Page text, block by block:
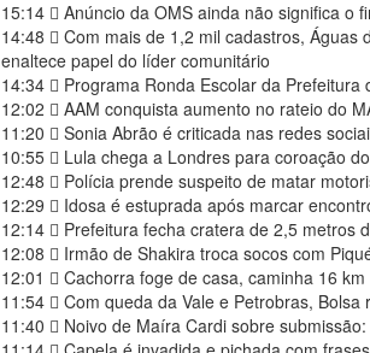
15:14
Anúncio da OMS ainda não significa o
14:48
Com mais de 1,2 mil cadastros, Águas
enaltece papel do líder comunitário
14:34
Programa Ronda Escolar da
12:02
AAM conquista aumento no rateio do
11:20
Sonia Abrão é criticada nas redes
10:55
Lula chega a Londres para coroação
12:48
Polícia prende suspeito de matar
12:29
Idosa é estuprada após marcar
12:14
Prefeitura fecha cratera de 2,5 metros
12:08
Irmão de Shakira troca socos com
12:01
Cachorra foge de casa, caminha 16
11:54
Com queda da Vale e Petrobras,
11:40
Noivo de Maíra Cardi sobre